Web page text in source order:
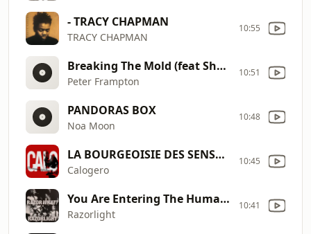
- TRACY CHAPMAN
TRACY CHAPMAN
10:55
Breaking The Mold (feat Sheryl Crow)
Peter Frampton
10:51
PANDORAS BOX
Noa Moon
10:48
LA BOURGEOISIE DES SENSATIONS
Calogero
10:45
You Are Entering The Human Heart
Razorlight
10:41